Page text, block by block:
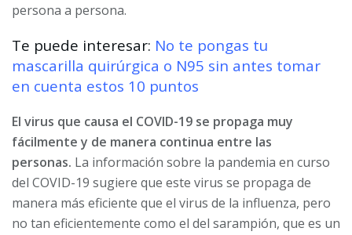
persona a persona.
Te puede interesar: No te pongas tu
mascarilla quirúrgica o N95 sin antes tomar
en cuenta estos 10 puntos
El virus que causa el COVID-19 se propaga muy
fácilmente y de manera continua entre las
personas. La información sobre la pandemia en curso
del COVID-19 sugiere que este virus se propaga de
manera más eficiente que el virus de la influenza, pero
no tan eficientemente como el del sarampión, que es un